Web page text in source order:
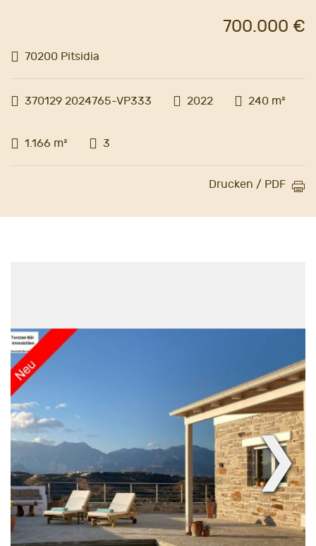
70200 Pitsidia
700.000 €
370129 2024765-VP333 2022 240 m²
1.166 m² 3
Drucken / PDF
❯